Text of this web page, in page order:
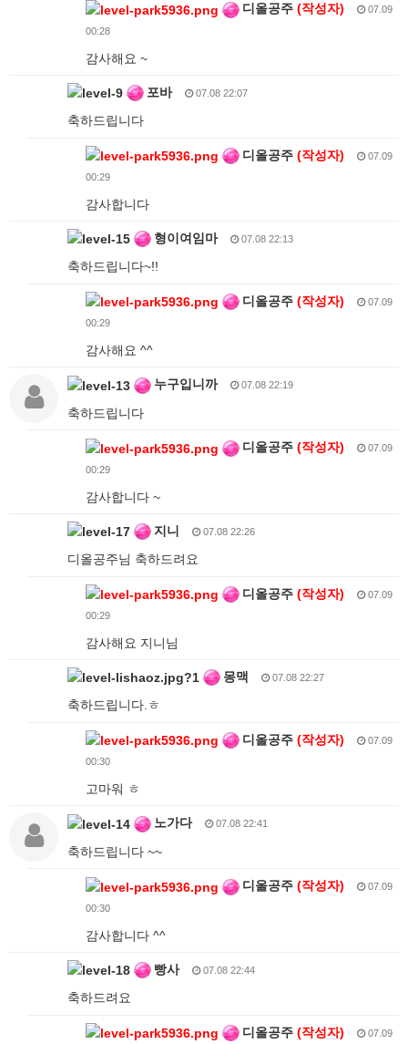
디올공주 (작성자)
07.09
00:28
감사해요 ~
포바 07.08 22:07
축하드립니다
디올공주 (작성자)
07.09
00:29
감사합니다
형이여임마 07.08 22:13
축하드립니다~!!
디올공주 (작성자)
07.09
00:29
감사해요 ^^
누구입니까 07.08 22:19
축하드립니다
디올공주 (작성자)
07.09
00:29
감사합니다 ~
지니 07.08 22:26
디올공주님 축하드려요
디올공주 (작성자)
07.09
00:29
감사해요 지니님
몽맥 07.08 22:27
축하드립니다.ㅎ
디올공주 (작성자)
07.09
00:30
고마워 ㅎ
노가다 07.08 22:41
축하드립니다 ~~
디올공주 (작성자)
07.09
00:30
감사합니다 ^^
빵사 07.08 22:44
축하드려요
디올공주 (작성자)
07.09